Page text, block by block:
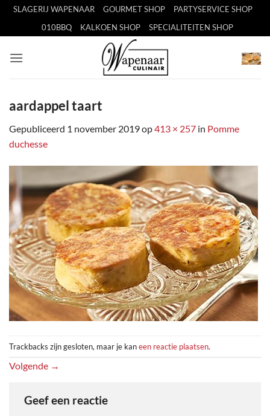
inhoud
SLAGERIJ WAPENAAR GOURMET SHOP
PARTYSERVICE SHOP
010BBQ
KALKOEN SHOP SPECIALITEITEN SHOP
aardappel taart
Gepubliceerd 1 november 2019op413 × 257 in Pomme
duchesse
Trackbacks zijn gesloten, maar je kaneen reactie plaatsen.
Volgende →
Geef een reactie